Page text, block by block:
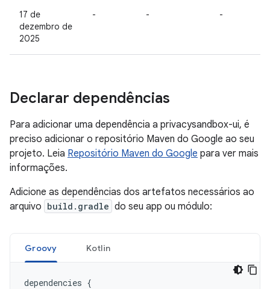
17 de
dezembro de
2025
- - -
Declarar dependências
Para adicionar uma dependência a privacysandbox-ui, é
preciso adicionar o repositório Maven do Google ao seu
projeto. Leia Repositório Maven do Google para ver mais
informações.
Adicione as dependências dos artefatos necessários ao
arquivo build.gradle do seu app ou módulo:
Groovy Kotlin
dependencies {